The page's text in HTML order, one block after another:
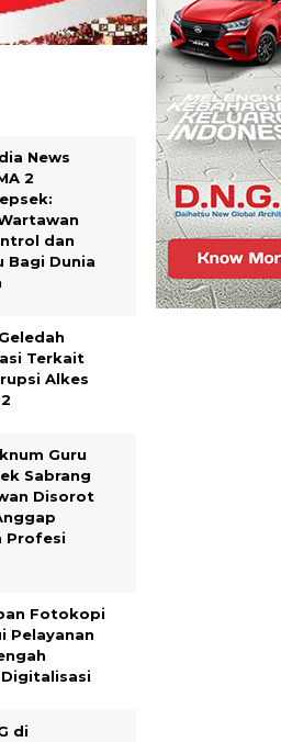
News
2
dan
Bagi Dunia
Terkait
Alkes
Guru
Sabrang
Disorot
Profesi
Fotokopi
Pelayanan
Digitalisasi
di